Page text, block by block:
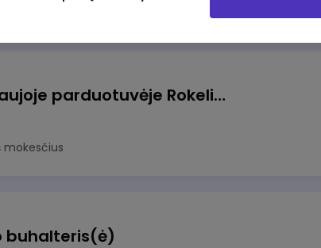
mokesčius
Pardavėjas (-a) naujoje parduotuvėje Rokeliuose (NEMOKAMAS TRANSPORTAS)
mokesčius
buhalteris(ė)